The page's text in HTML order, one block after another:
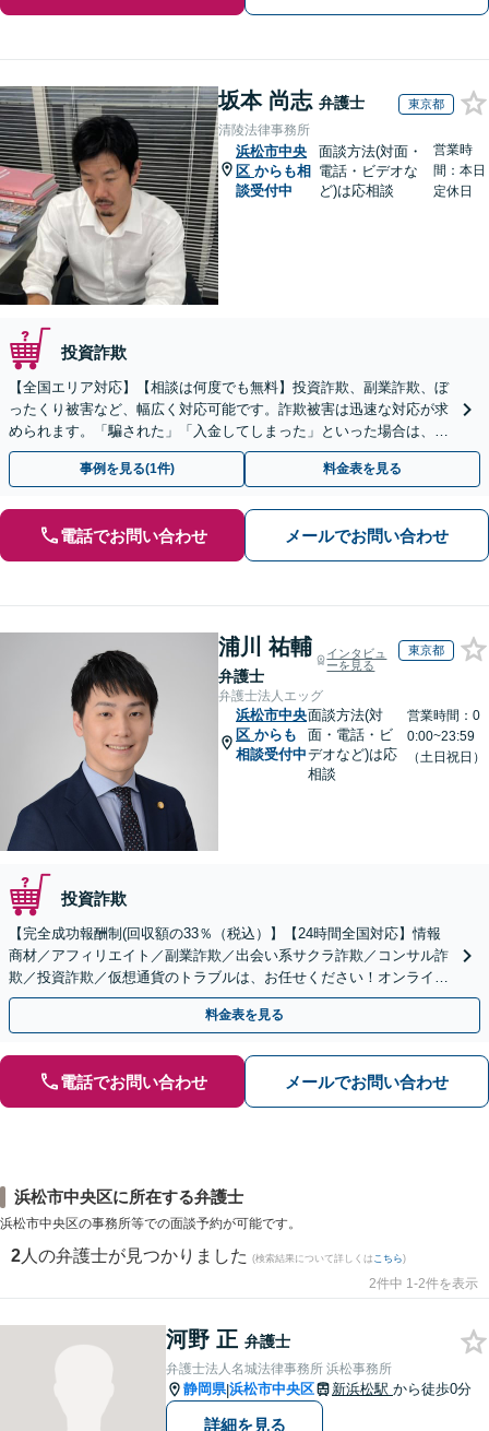
坂本 尚志 弁護士 東京都
清陵法律事務所
浜松市中央
区 からも相
談受付中
面談方法(対面・
電話・ビデオな
ど)は応相談
営業時
間：本日
定休日
投資詐欺
【全国エリア対応】【相談は何度でも無料】投資詐欺、副業詐欺、ぼ
ったくり被害など、幅広く対応可能です。詐欺被害は迅速な対応が求
められます。「騙された」「入金してしまった」といった場合は、お
早めにご相談ください。【電話・メール・WEB相談可】
事例を見る(1件) 料金表を見る
電話でお問い合わせ メールでお問い合わせ
浦川 祐輔
弁護士
インタビュ
ーを見る
東京都
弁護士法人エッグ
浜松市中央
区 からも
相談受付中
面談方法(対
面・電話・ビ
デオなど)は応
相談
営業時間：0
0:00~23:59
（土日祝日）
投資詐欺
【完全成功報酬制(回収額の33％（税込）】【24時間全国対応】情報
商材／アフィリエイト／副業詐欺／出会い系サクラ詐欺／コンサル詐
欺／投資詐欺／仮想通貨のトラブルは、お任せください！オンライン
のみで解決も可能！
料金表を見る
電話でお問い合わせ メールでお問い合わせ
浜松市中央区に所在する弁護士
浜松市中央区の事務所等での面談予約が可能です。
2 人の弁護士が見つかりました (検索結果について詳しくは こちら)
2件中 1-2件を表示
河野 正 弁護士
弁護士法人名城法律事務所 浜松事務所
静岡県|浜松市中央区 新浜松駅 から徒歩0分
詳細を見る